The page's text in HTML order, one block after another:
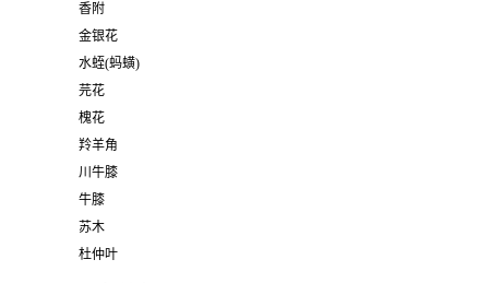
香附
金银花
水蛭(蚂蟥)
芫花
槐花
羚羊角
川牛膝
牛膝
苏木
杜仲叶